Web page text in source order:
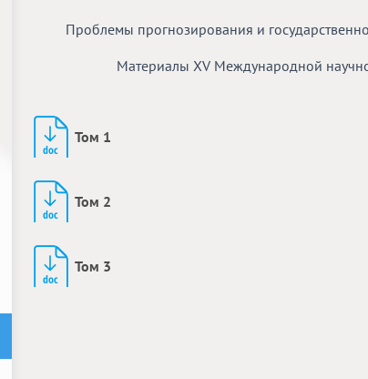
Проблемы прогнозирования и
Материалы ХV Международной
Том 1
Том 2
Том 3